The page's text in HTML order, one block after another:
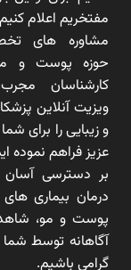
مفتخریم اعلام
مشاوره های
حوزه پوست و
کارشناسان
ویزیت آنلاین
و زیبایی را برای
عزیز فراهم نموده
بر دسترسی
درمان بیماری های
پوست و مو، شاهد
آگاهانه توسط
گرامی باشیم.